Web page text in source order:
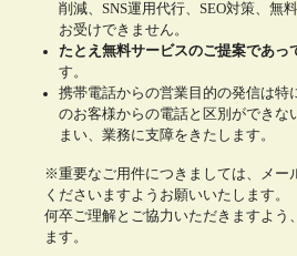
削減、SNS運用代行、SEO対策、無
お受けできません。
たとえ無料サービスのご提案であっ
す。
携帯電話からの営業目的の発信は特
のお客様からの電話と区別ができな
まい、業務に支障をきたします。
※重要なご用件につきましては、メー
くださいますようお願いいたします。
何卒ご理解とご協力いただきますよう
ます。